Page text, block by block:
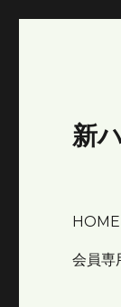
新
HOME
会員専